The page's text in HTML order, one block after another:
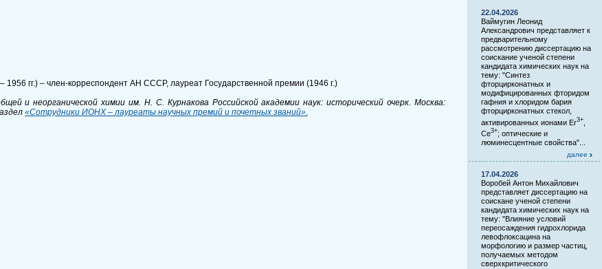
1956 гг.) – член-корреспондент АН СССР, лауреат Государственной премии (1946 г.)
и неорганической химии им. Н. С. Курнакова Российской академии наук: исторический очерк. Москва:
«Сотрудники ИОНХ – лауреаты научных премий и почетных званий».
22.04.2026
Ваймугин Леонид
Александрович представляет к
предварительному
рассмотрению диссертацию на
соискание ученой степени
кандидата химических наук на
тему: "Синтез
фторцирконатных и
модифицированных фторидом
гафния и хлоридом бария
фторцирконатных стекол,
активированных ионами Er3+
Ce3+; оптические и
люминесцентные свойства"...
далее
17.04.2026
Воробей Антон Михайлович
представляет диссертацию на
соискане ученой степени
кандидата химических наук на
тему: "Влияние условий
переосаждения гидрохлорида
левофлоксацина на
морфологию и размер частиц,
получаемых методом
сверхкритического